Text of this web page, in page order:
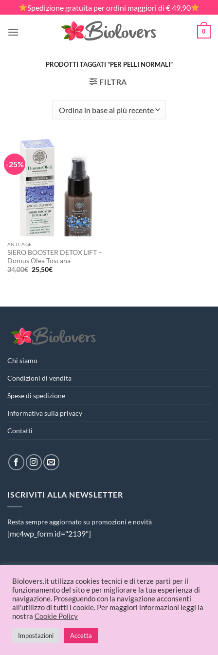
ai
contenuti
Spedizione gratuita per ordini maggiori di € 49,90
0
PRODOTTI TAGGATI “PER PELLI NORMALI”
FILTRA
-25%
ANTI-AGE
SIERO BOOSTER DETOX LIFT –
Domus Olea Toscana
34,00€ Il
prezzo
25,50€Il
Chi siamo
Condizioni di vendita
Spese di spedizione
Informativa sulla privacy
Contatti
ISCRIVITI ALLA NEWSLETTER
Resta sempre aggiornato su promozioni e novità
[mc4wp_form id="2139"]
PAGAMENTI ACCETTATI
© 2026 Biolovers.it | P.IVA 09336481214
Biolovers.it utilizza cookies tecnici e di terze parti per il
funzionamento del sito e per migliorare la tua esperienza di
navigazione. Proseguendo con la navigazione acconsenti
all'utilizzo di tutti i cookie. Per maggiori informazioni leggi la
nostra Cookie Policy
Impostazioni Accetta